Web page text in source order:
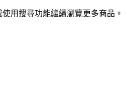
用搜尋功能繼續瀏覽更多商品。